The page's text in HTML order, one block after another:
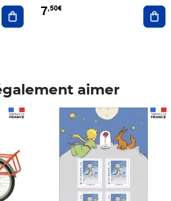
Ajouter au panier
7,50€
aimer
Prix 7,50€